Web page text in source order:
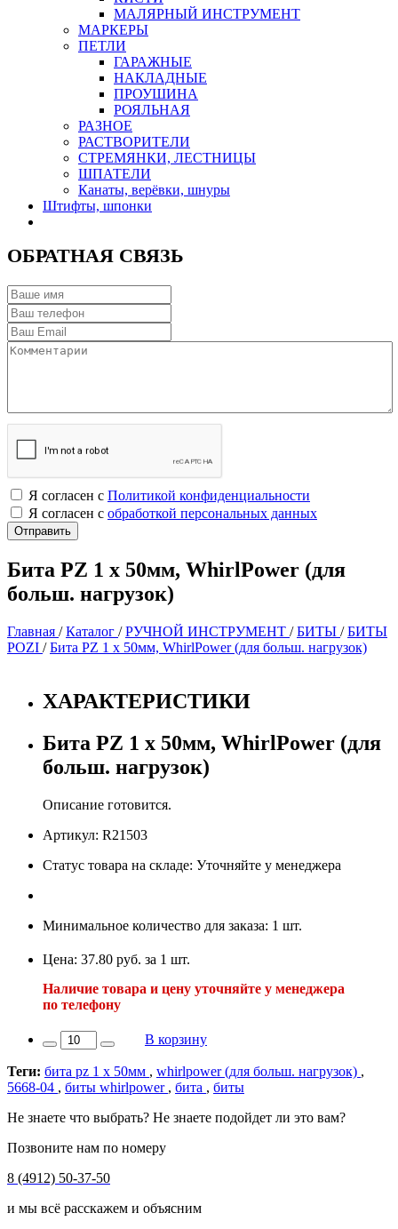
МАЛЯРНЫЙ ИНСТРУМЕНТ
МАРКЕРЫ
ПЕТЛИ
ГАРАЖНЫЕ
НАКЛАДНЫЕ
ПРОУШИНА
РОЯЛЬНАЯ
РАЗНОЕ
РАСТВОРИТЕЛИ
СТРЕМЯНКИ, ЛЕСТНИЦЫ
ШПАТЕЛИ
Канаты, верёвки, шнуры
Штифты, шпонки
ОБРАТНАЯ СВЯЗЬ
Я согласен с Политикой конфиденциальности
Я согласен с обработкой персональных данных
Бита PZ 1 х 50мм, WhirlPower (для
больш. нагрузок)
Главная /Каталог /РУЧНОЙ ИНСТРУМЕНТ /БИТЫ /БИТЫ
POZI /Бита PZ 1 х 50мм, WhirlPower (для больш. нагрузок)
ХАРАКТЕРИСТИКИ
Бита PZ 1 х 50мм, WhirlPower (для
больш. нагрузок)
Описание готовится.
Артикул: R21503
Статус товара на складе: Уточняйте у менеджера
Минимальное количество для заказа: 1 шт.
Цена: 37.80 руб. за 1 шт.
Наличие товара и цену уточняйте у менеджера
по телефону
В корзину
Теги: бита pz 1 х 50мм , whirlpower (для больш. нагрузок) ,
5668-04 , биты whirlpower , бита , биты
Не знаете что выбрать? Не знаете подойдет ли это вам?
Позвоните нам по номеру
8 (4912) 50-37-50
и мы всё расскажем и объясним